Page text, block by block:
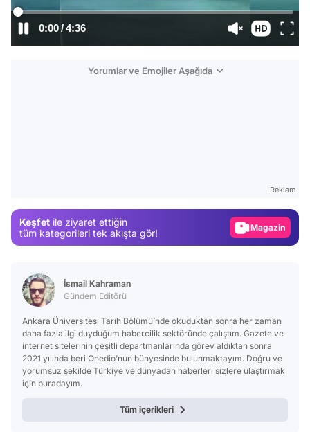
/
Yorumlar ve Emojiler Aşağıda
Reklam
Keşfet ile ziyaret ettiğin
tüm kategorileri tek akışta gör!
Magazin
İsmail Kahraman
Gündem Editörü
Ankara Üniversitesi Tarih Bölümü’nde okuduktan sonra her zaman
daha fazla ilgi duyduğum habercilik sektöründe çalıştım. Gazete ve
internet sitelerinin çeşitli departmanlarında görev aldıktan sonra
2021 yılında beri Onedio’nun bünyesinde bulunmaktayım. Doğru ve
yorumsuz şekilde Türkiye ve dünyadan haberleri sizlere ulaştırmak
için buradayım.
Tüm içerikleri